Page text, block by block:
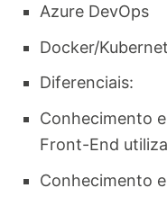
Azure DevOps
Docker/
Diferenciais:
Conhecimento
Front-End
Conhecimento